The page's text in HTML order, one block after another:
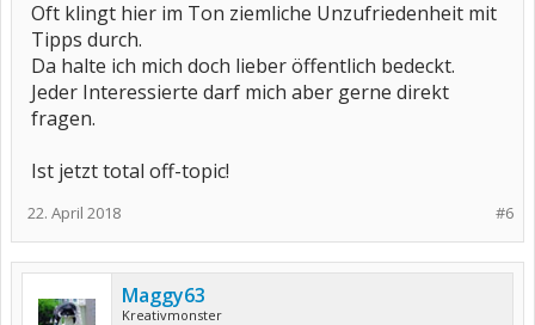
Oft klingt hier im Ton ziemliche Unzufriedenheit mit
Tipps durch.
Da halte ich mich doch lieber öffentlich bedeckt.
Jeder Interessierte darf mich aber gerne direkt
fragen.
Ist jetzt total off-topic!
#6
22. April 2018
Maggy63
Kreativmonster